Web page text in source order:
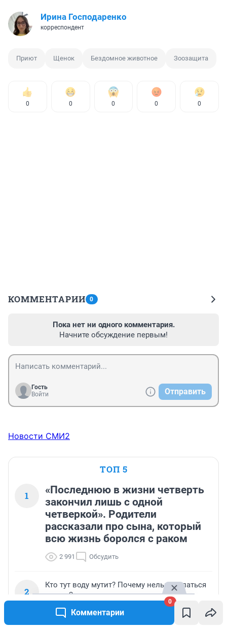
Комментарии
0
Ирина Господаренко
корреспондент
Приют Щенок Бездомное животное Зоозащита
0 0 0 0 0
КОММЕНТАРИИ 0
Пока нет ни одного комментария.
Начните обсуждение первым!
Гость
Войти
Отправить
Новости СМИ2
ТОП 5
1
«Последнюю в жизни четверть
закончил лишь с одной
четверкой». Родители
рассказали про сына, который
всю жизнь боролся с раком
2 991 Обсудить
2
Кто тут воду мутит? Почему нельзя купаться
после 2 августа
1 356 Обсудить